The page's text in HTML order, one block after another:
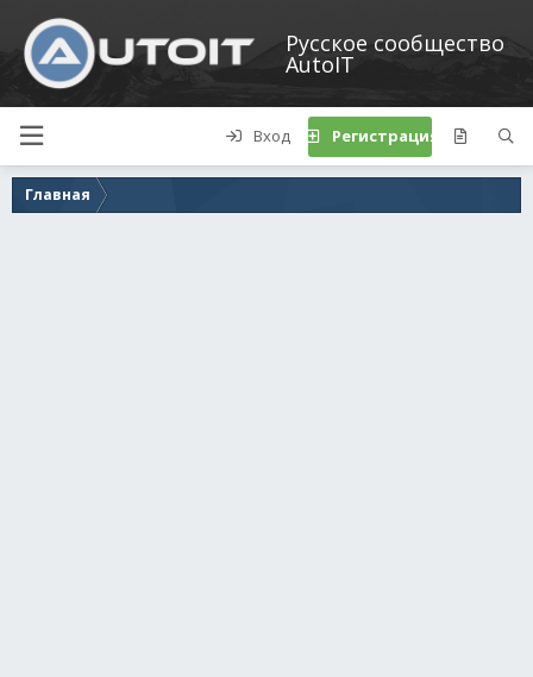
Русское сообщество
AutoIT
Вход Регистрация
Главная